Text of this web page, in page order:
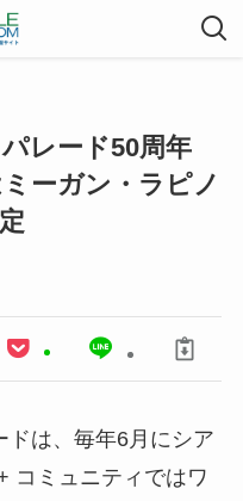
レード50周年
ーガン・ラピノ
ドは、毎年6月にシア
コミュニティではワ